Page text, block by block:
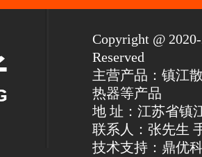
Copyright @
Reserved
主营产品：镇江
热器等产品
地 址：江苏省镇
联系人：张先生
技术支持：鼎优